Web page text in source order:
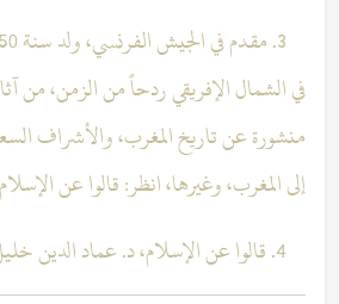
في الشمال الإفريقي ردحاً من الزمن، من
منشورة عن تاريخ المغرب، والأشراف
إلى المغرب، وغيرها، انظر: قالوا عن
4. قالوا عن الإسلام، د. عماد الدين خليل (ص 108).